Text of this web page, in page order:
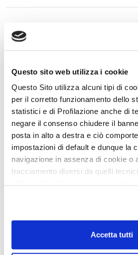
Questo sito web utilizza i cookie
Questo Sito utilizza alcuni tipi di
per il corretto funzionamento dello
statistici e di Profilazione anche di
negare il consenso chiudere il
posta in alto a destra e ciò
impostazioni di default e dunque la
navigazione in assenza di cookie o
tracciamento diversi da quelli
su acconsento selezionati. Se vuoi
qui. Cliccando sul tasto
Accetta tutti
NOUVEAUX PROFILES
YEARLING 89 RENAULT
YEARLING 83 RENAULT
INTEGRAUX SÉRIE 800